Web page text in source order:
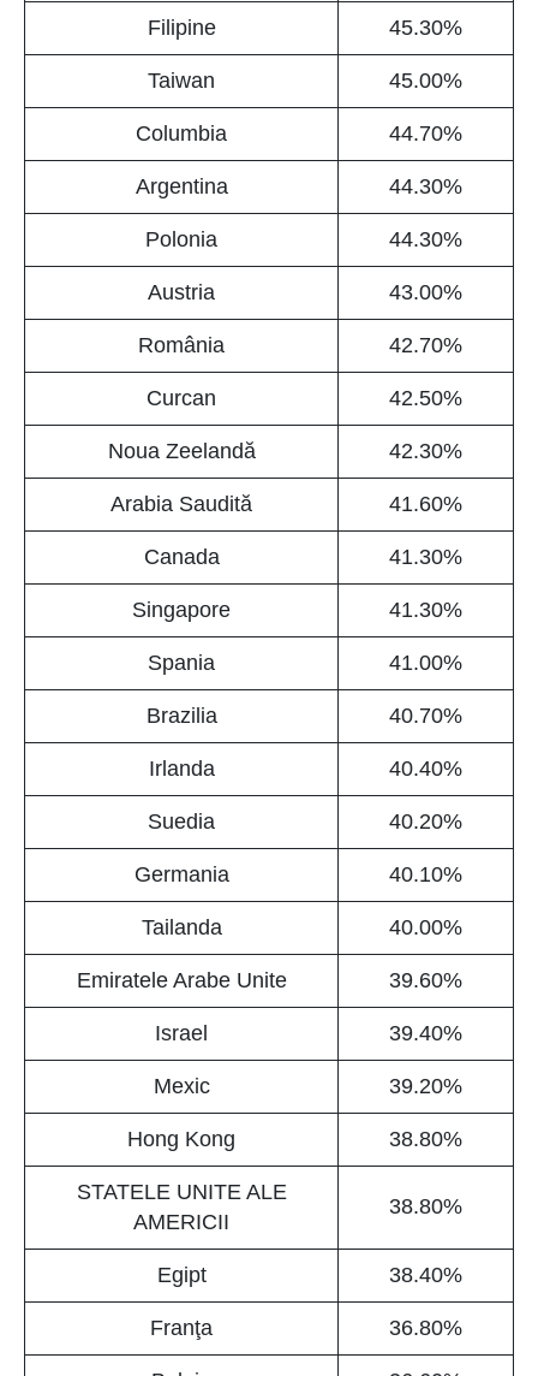
Filipine 45.30%
Taiwan 45.00%
Columbia 44.70%
Argentina 44.30%
Polonia 44.30%
Austria 43.00%
România 42.70%
Curcan 42.50%
Noua Zeelandă 42.30%
Arabia Saudită 41.60%
Canada 41.30%
Singapore 41.30%
Spania 41.00%
Brazilia 40.70%
Irlanda 40.40%
Suedia 40.20%
Germania 40.10%
Tailanda 40.00%
Emiratele Arabe Unite 39.60%
Israel 39.40%
Mexic 39.20%
Hong Kong 38.80%
STATELE UNITE ALE
AMERICII
38.80%
Egipt 38.40%
Franţa 36.80%